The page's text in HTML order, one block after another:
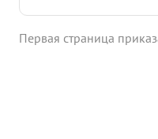
врагам
Первая страница